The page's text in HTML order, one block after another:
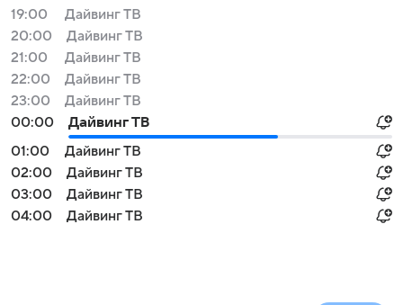
19:00
Дайвинг ТВ
20:00
Дайвинг ТВ
21:00
Дайвинг ТВ
22:00
Дайвинг ТВ
23:00
Дайвинг ТВ
00:00
Дайвинг ТВ
01:00
Дайвинг ТВ
02:00
Дайвинг ТВ
03:00
Дайвинг ТВ
04:00
Дайвинг ТВ